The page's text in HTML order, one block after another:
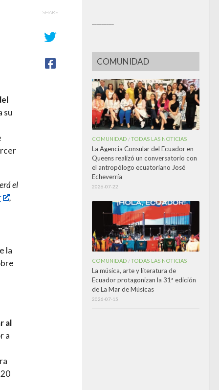
su
el
,
la
al
a
SHARE
COMUNIDAD
COMUNIDAD /TODAS LAS NOTICIAS
La Agencia Consular del Ecuador en
Queens realizó un conversatorio con
el antropólogo ecuatoriano José
Echeverría
2026-07-22
COMUNIDAD /TODAS LAS NOTICIAS
La música, arte y literatura de
Ecuador protagonizan la 31ª edición
de La Mar de Músicas
2026-07-15